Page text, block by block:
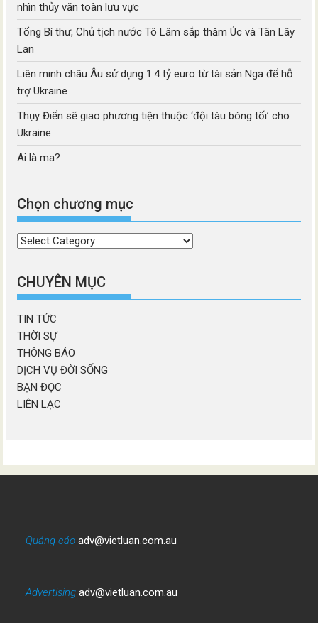
nhìn thủy văn toàn lưu vực
Tổng Bí thư, Chủ tịch nước Tô Lâm sắp thăm Úc và Tân Lây
Lan
Liên minh châu Âu sử dụng 1.4 tỷ euro từ tài sản Nga để hỗ
trợ Ukraine
Thụy Điển sẽ giao phương tiện thuộc ‘đội tàu bóng tối’ cho
Ukraine
Ai là ma?
Chọn chương mục
Chọn
mục
CHUYÊN MỤC
TIN TỨC
THỜI SỰ
THÔNG BÁO
DỊCH VỤ ĐỜI SỐNG
BẠN ĐỌC
LIÊN LẠC
Quảng cáo adv@vietluan.com.au
Advertising adv@vietluan.com.au